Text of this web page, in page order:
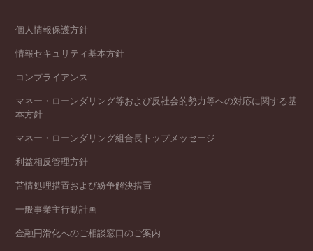
個人情報保護方針
情報セキュリティ基本方針
コンプライアンス
マネー・ローンダリング等および反社会的勢力等への対応に関する基
本方針
マネー・ローンダリング組合長トップメッセージ
利益相反管理方針
苦情処理措置および紛争解決措置
一般事業主行動計画
金融円滑化へのご相談窓口のご案内